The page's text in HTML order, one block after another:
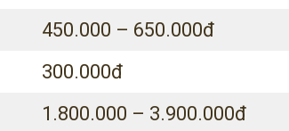
450.000 – 650.000đ
300.000đ
1.800.000 – 3.900.000đ